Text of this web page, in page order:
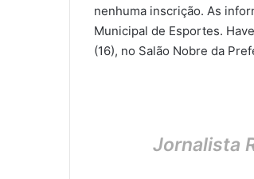
nenhuma inscrição. As
Municipal de Esportes.
(16), no Salão Nobre da
Jornalista